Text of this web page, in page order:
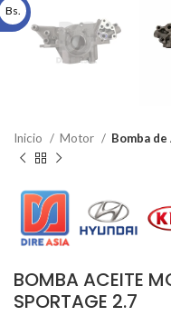
Inicio Motor Bomba
BOMBA ACEITE
SPORTAGE 2.7
Bs.